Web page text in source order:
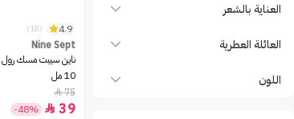
Calvin Klein
Cantu
Carissa Cosmetics
العناية بالشعر
العائلة العطرية
اللون
4.9
(18)
Nine Sept
10 مل
75

39

-48%